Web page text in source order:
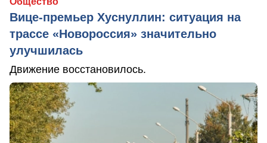
Вице-премьер Хуснуллин: ситуация на
трассе «Новороссия» значительно
улучшилась
Движение восстановилось.